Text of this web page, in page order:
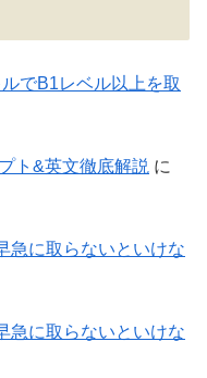
でB1レベル以上を取
ト&英文徹底解説 に
急に取らないといけな
急に取らないといけな